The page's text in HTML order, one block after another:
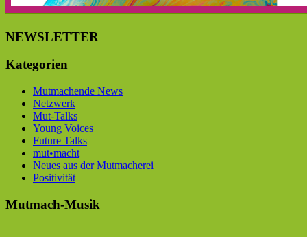
NEWSLETTER
Kategorien
Mutmachende News
Netzwerk
Mut-Talks
Young Voices
Future Talks
mut•macht
Neues aus der Mutmacherei
Positivität
Mutmach-Musik